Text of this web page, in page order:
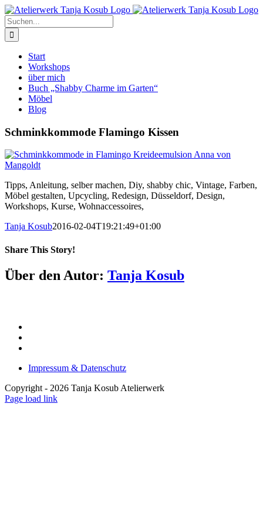
Zum
Inhalt
springen
Suche
nach:
Start
Workshops
über mich
Buch „Shabby Charme im Garten“
Möbel
Blog
Schminkkommode Flamingo Kissen
Tipps, Anleitung, selber machen, Diy, shabby chic, Vintage, Farben,
Möbel gestalten, Upcycling, Redesign, Düsseldorf, Design,
Workshops, Kurse, Wohnaccessoires,
Tanja Kosub2016-02-04T19:21:49+01:00
Share This Story!
Facebook
Twitter
Pinterest
E-
Mail
Über den Autor: Tanja Kosub
Impressum & Datenschutz
Copyright - 2026 Tanja Kosub Atelierwerk
Page load link